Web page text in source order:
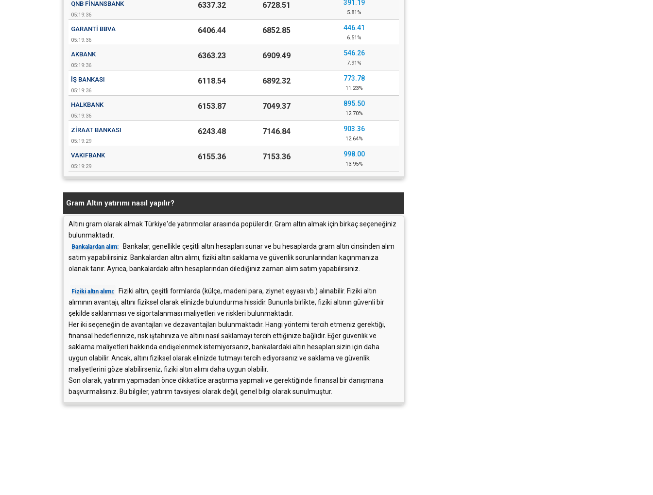
QNB FINANSBANK
05:19:36
6337.32 6728.51 391.19
5.81%
GARANTI BBVA
05:19:36
6406.44 6852.85 446.41
6.51%
AKBANK
05:19:36
6363.23 6909.49 546.26
7.91%
İŞ BANKASI
05:19:36
6118.54 6892.32 773.78
11.23%
HALKBANK
05:19:36
6153.87 7049.37 895.50
12.70%
ZIRAAT BANKASI
05:19:29
6243.48 7146.84 903.36
12.64%
VAKIFBANK
05:19:29
6155.36 7153.36 998.00
13.95%
Gram Altın yatırımı nasıl yapılır?
Altını gram olarak almak Türkiye'de yatırımcılar arasında popülerdir. Gram altın almak için birkaç seçeneğiniz
bulunmaktadır.
Bankalardan alım:
Bankalar, genellikle çeşitli altın hesapları sunar ve bu hesaplarda gram altın cinsinden alım
satım yapabilirsiniz. Bankalardan altın alımı, fiziki altın saklama ve güvenlik sorunlarından kaçınmanıza
olanak tanır. Ayrıca, bankalardaki altın hesaplarından dilediğiniz zaman alım satım yapabilirsiniz.
Fiziki altın alımı:
Fiziki altın, çeşitli formlarda (külçe, madeni para, ziynet eşyası vb.) alınabilir. Fiziki altın
alımının avantajı, altını fiziksel olarak elinizde bulundurma hissidir. Bununla birlikte, fiziki altının güvenli bir
şekilde saklanması ve sigortalanması maliyetleri ve riskleri bulunmaktadır.
Her iki seçeneğin de avantajları ve dezavantajları bulunmaktadır. Hangi yöntemi tercih etmeniz gerektiği,
finansal hedeflerinize, risk iştahınıza ve altını nasıl saklamayı tercih ettiğinize bağlıdır. Eğer güvenlik ve
saklama maliyetleri hakkında endişelenmek istemiyorsanız, bankalardaki altın hesapları sizin için daha
uygun olabilir. Ancak, altını fiziksel olarak elinizde tutmayı tercih ediyorsanız ve saklama ve güvenlik
maliyetlerini göze alabilirseniz, fiziki altın alımı daha uygun olabilir.
Son olarak, yatırım yapmadan önce dikkatlice araştırma yapmalı ve gerektiğinde finansal bir danışmana
başvurmalısınız. Bu bilgiler, yatırım tavsiyesi olarak değil, genel bilgi olarak sunulmuştur.